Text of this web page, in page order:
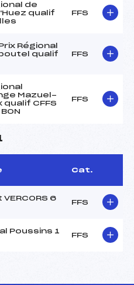
de
qualif
FFS
Régional
qualif
FFS
Mazuel-
qualif CFFS
FFS
Cat.
6
FFS
Poussins 1
FFS